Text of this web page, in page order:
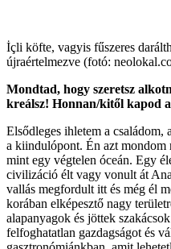
İçli köfte, vagyis fűszeres
újraértelmezve (fotó:
Mondtad, hogy szeretsz
kreálsz! Honnan/kitől kapod
Elsődleges ihletem a családom,
a kiindulópont. Én azt
mint egy végtelen óceán. Egy
civilizáció élt vagy vonult át
vallás megfordult itt és még él
korában elképesztő nagy
alapanyagok és jöttek
felfoghatatlan gazdagságot és